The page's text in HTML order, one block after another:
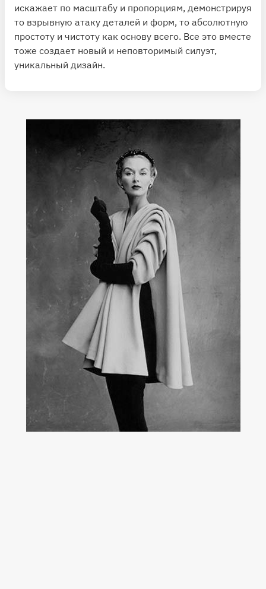
искажает по масштабу и пропорциям, демонстрируя
то взрывную атаку деталей и форм, то абсолютную
простоту и чистоту как основу всего. Все это вместе
тоже создает новый и неповторимый силуэт,
уникальный дизайн.